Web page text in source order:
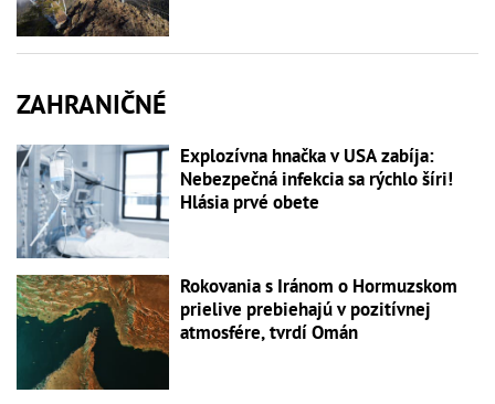
ZAHRANIČNÉ
Explozívna hnačka v USA zabíja:
Nebezpečná infekcia sa rýchlo šíri!
Hlásia prvé obete
Rokovania s Iránom o Hormuzskom
prielive prebiehajú v pozitívnej
atmosfére, tvrdí Omán